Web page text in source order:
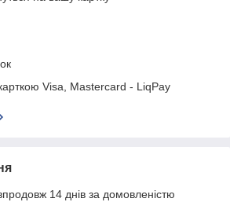
Visa, Mastercard - LiqPay
14 днів за домовленістю